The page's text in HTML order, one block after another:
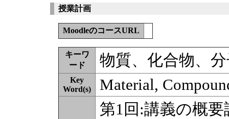
授業計画
MoodleのコースURL
キーワ
ード
物質、化合物、
Key
Word(s)
Material,
第1回:講義の概